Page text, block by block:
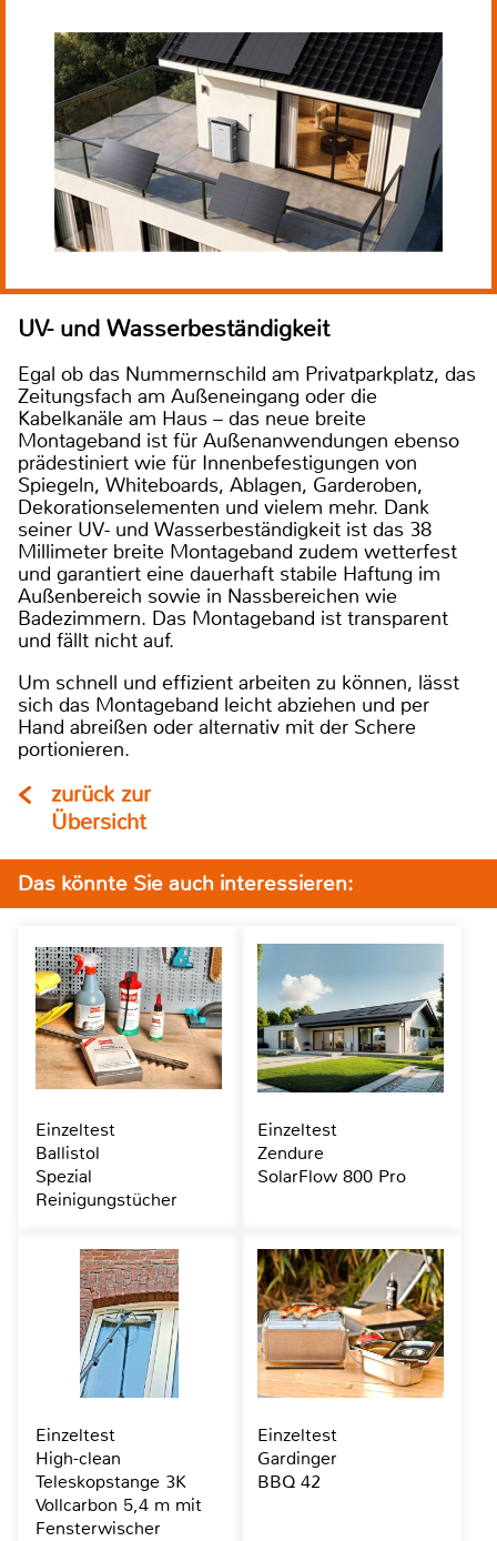
UV- und Wasserbeständigkeit
Egal ob das Nummernschild am Privatparkplatz, das
Zeitungsfach am Außeneingang oder die
Kabelkanäle am Haus – das neue breite
Montageband ist für Außenanwendungen ebenso
prädestiniert wie für Innenbefestigungen von
Spiegeln, Whiteboards, Ablagen, Garderoben,
Dekorationselementen und vielem mehr. Dank
seiner UV- und Wasserbeständigkeit ist das 38
Millimeter breite Montageband zudem wetterfest
und garantiert eine dauerhaft stabile Haftung im
Außenbereich sowie in Nassbereichen wie
Badezimmern. Das Montageband ist transparent
und fällt nicht auf.
Um schnell und effizient arbeiten zu können, lässt
sich das Montageband leicht abziehen und per
Hand abreißen oder alternativ mit der Schere
portionieren.
zurück zur
Übersicht
Das könnte Sie auch interessieren:
Einzeltest
Ballistol
Spezial
Reinigungstücher
Einzeltest
Zendure
SolarFlow 800 Pro
Einzeltest
High-clean
Teleskopstange 3K
Vollcarbon 5,4 m mit
Fensterwischer
Einzeltest
Gardinger
BBQ 42